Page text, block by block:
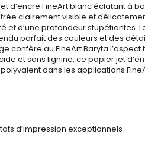
d’encre FineArt blanc éclatant à
clairement visible et
et d’une profondeur
parfait des couleurs et des
confère au FineArt Baryta
et sans lignine, ce papier jet
dans les applications
d’impression exceptionnels